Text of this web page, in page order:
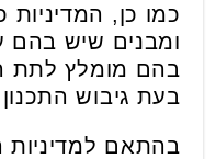
כמו כן,
ומבנים שיש בהם
בהם מומלץ לתת
בעת גיבוש
בהתאם